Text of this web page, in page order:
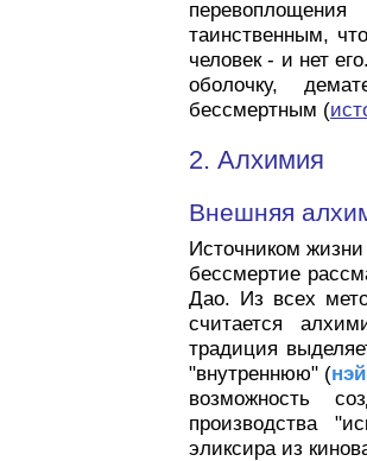
таинственным,
человек - и нет
оболочку,
бессмертным (
2. Алхимия
Внешняя
Источником
бессмертие
Дао. Из всех
считается
традиция
"внутреннюю" (
возможность
производства
эликсира из